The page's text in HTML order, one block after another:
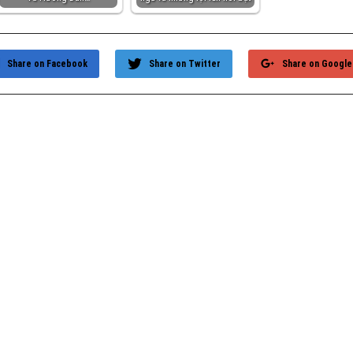
Share on
Share on Twitter
Share on Facebook